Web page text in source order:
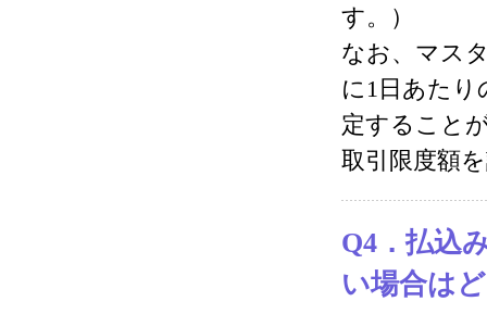
す。）
なお、マス
に1日あたり
定すること
取引限度額
Q4．払込
い場合は